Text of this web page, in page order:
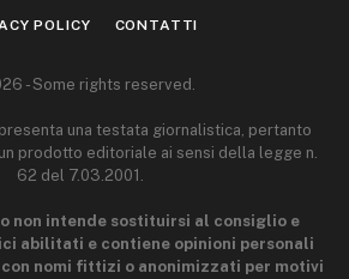
POLICY CONTATTI
- Some rights reserved.
una testata giornalistica, pertanto
prodotto editoriale ai sensi della legge n.
62 del 7.03.2001.
non intende sostituirsi al consiglio e
abilitati e contiene opinioni personali
nomi fittizi o anonimizzati per motivi